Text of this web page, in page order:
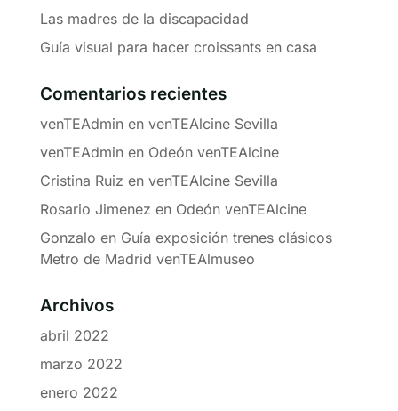
Las madres de la discapacidad
Guía visual para hacer croissants en casa
Comentarios recientes
venTEAdminen venTEAlcine Sevilla
venTEAdminen Odeón venTEAlcine
Cristina Ruiz en venTEAlcine Sevilla
Rosario Jimenez en Odeón venTEAlcine
Gonzalo en Guía exposición trenes clásicos
Metro de Madrid venTEAlmuseo
Archivos
abril 2022
marzo 2022
enero 2022